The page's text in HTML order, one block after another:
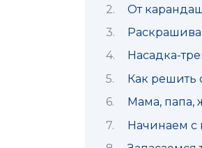
От
Насадка-
Как решить
Мама, папа,
Начинаем с